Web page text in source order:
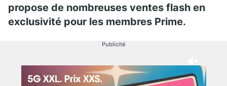
propose de nombreuses ventes flash en
exclusivité pour les membres Prime.
Publicité